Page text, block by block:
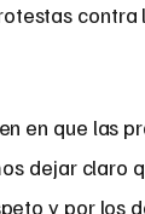
en que las
dejar claro
y por los